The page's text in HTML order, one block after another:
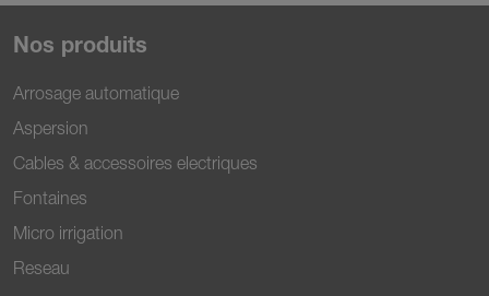
Nos produits
Arrosage automatique
Aspersion
Cables & accessoires electriques
Fontaines
Micro irrigation
Reseau